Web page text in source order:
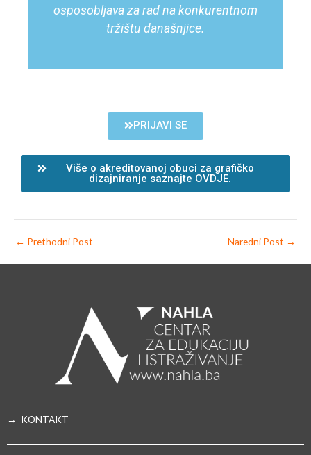
osposobljava za rad na konkurentnom
tržištu današnjice.
PRIJAVI SE
Više o akreditovanoj obuci za grafičko
dizajniranje saznajte OVDJE.
← Prethodni Post Naredni Post →
→ KONTAKT